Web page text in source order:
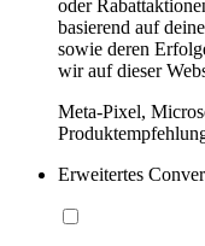
oder
basierend auf
sowie deren
wir auf dieser
Meta-Pixel,
Erweitertes